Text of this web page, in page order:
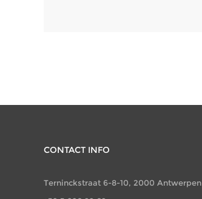
CONTACT INFO
Terninckstraat 6-8-10, 2000 Antwerpen